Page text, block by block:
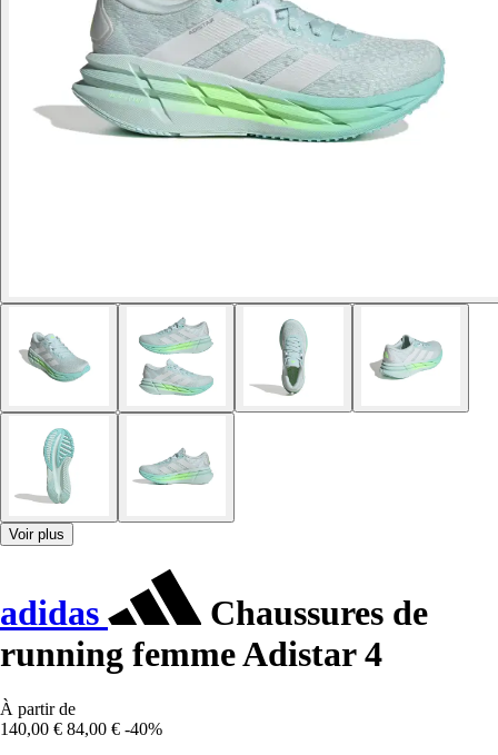
Voir plus
adidas
Chaussures de
running femme Adistar 4
À partir de
140,00 € 84,00 € -40%